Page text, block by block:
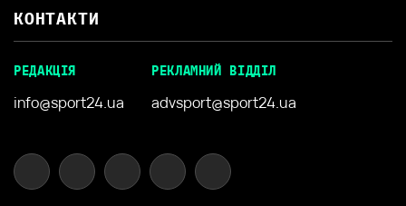
КОНТАКТИ
РЕДАКЦІЯ
info@sport24.ua
РЕКЛАМНИЙ ВІДДІЛ
advsport@sport24.ua